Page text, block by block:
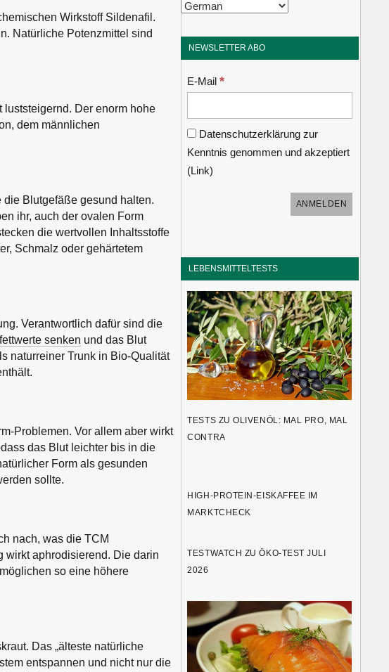
Wirkstoff Sildenafil.
Natürliche Potenzmittel sind
Der enorm hohe
dem männlichen
Blutgefäße gesund halten.
ihr, auch der ovalen Form
die wertvollen Inhaltsstoffe
Schmalz oder gehärtetem
Verantwortlich dafür sind die
senken und das Blut
naturreiner Trunk in Bio-Qualität
Problemen. Vor allem aber wirkt
das Blut leichter bis in die
Form als gesunden
sollte.
nach, was die TCM
wirkt aphrodisierend. Die darin
so eine höhere
Das „älteste natürliche
entspannen und nicht nur die
NEWSLETTER ABO
E-Mail*
Datenschutzerklärung zur
Kenntnis genommen und akzeptiert
(Link)
LEBENSMITTELTESTS
TESTS ZU OLIVENÖL: MAL PRO, MAL
CONTRA
HIGH-PROTEIN-EISKAFFEE IM
MARKTCHECK
TESTWATCH ZU ÖKO-TEST JULI
2026